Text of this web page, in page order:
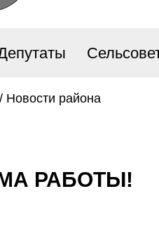
/ Новости района
РАБОТЫ!